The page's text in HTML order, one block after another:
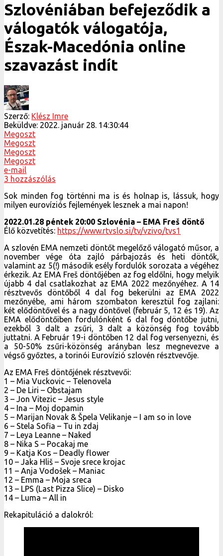
Szlovéniában befejeződik a
válogatók válogatója,
Észak-Macedónia online
szavazást indít
Szerző: Klész Imre
Beküldve: 2022. január 28. 14:30:44
Megoszt
Megoszt
Megoszt
Megoszt
e-mail
3 hozzászólás
Sok minden fog történni ma is és holnap is, lássuk, hogy
milyen eurovíziós fejlemények lesznek a mai napon!
2022.01.28 péntek 20:00 Szlovénia – EMA Freš döntő
Élő közvetítés: https://www.rtvslo.si/tv/vzivo/tvs1
A szlovén EMA nemzeti döntőt megelőző válogató műsor, a
november vége óta zajló párbajozás és heti döntők,
valamint az 5(!) második esély fordulók sorozata a végéhez
érkezik. Az EMA Freš döntőjében az fog eldőlni, hogy melyik
újabb 4 dal csatlakozhat az EMA 2022 mezőnyéhez. A 14
résztvevős döntőből 4 dal fog bekerülni az EMA 2022
mezőnyébe, ami három szombaton keresztül fog zajlani:
két elődöntővel és a nagy döntővel (február 5, 12 és 19). Az
EMA elődöntőiben fordulónként 6 dal fog döntőbe jutni,
ezekből 3 dalt a zsűri, 3 dalt a közönség fog tovább
juttatni. A Február 19-i döntőben 12 dal fog versenyezni, és
a 50-50% zsűri-közönség arányban lesz megnevezve a
végső győztes, a torinói Eurovízió szlovén résztvevője.
Az EMA Freš döntőjének résztvevői:
1 – Mia Vuckovic – Telenovela
2 – De Liri – Obstajam
3 – Jon Vitezic – Jesus style
4 – Ina – Moj dopamin
5 – Marijan Novak & Špela Velikanje – I am so in love
6 – Stela Sofia – Tu in zdaj
7 – Leya Leanne – Naked
8 – Nika S – Pocakaj me
9 – Katja Kos – Deadly flower
10 – Jaka Hliš – Svoje srece krojac
11 – Anja Vodošek – Maniac
12 – Emma – Moja sreca
13 – LPS (Last Pizza Slice) – Disko
14 – Luma – All in
Rekapituláció a dalokról: